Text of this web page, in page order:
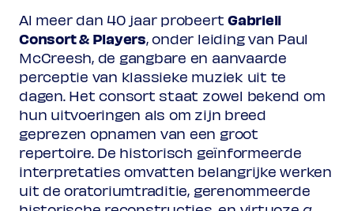
Nicolas Gombert
Mille regretz
ca. 1495-ca. 1560
Gregoriaans
Pater Noster: Per omnia saecula saeculorum
... Pater noster ...
Al meer dan 40 jaar probeertGabrieli
Consort & Players, onder leiding van Paul
McCreesh, de gangbare en aanvaarde
perceptie van klassieke muziek uit te
dagen. Het consort staat zowel bekend om
hun uitvoeringen als om zijn breed
geprezen opnamen van een groot
repertoire. De historisch geïnformeerde
interpretaties omvatten belangrijke werken
uit de oratoriumtraditie, gerenommeerde